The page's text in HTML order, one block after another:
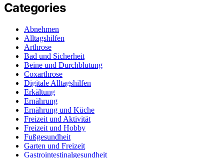
Categories
Abnehmen
Alltagshilfen
Arthrose
Bad und Sicherheit
Beine und Durchblutung
Coxarthrose
Digitale Alltagshilfen
Erkältung
Ernährung
Ernährung und Küche
Freizeit und Aktivität
Freizeit und Hobby
Fußgesundheit
Garten und Freizeit
Gastrointestinalgesundheit